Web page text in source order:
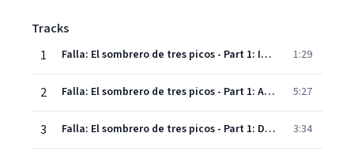
Tracks
1
Falla: El sombrero de tres picos - Part 1: Introduction 1:29
2 Falla: El sombrero de tres picos - Part 1: Afternoon 5:27
3 Falla: El sombrero de tres picos - Part 1: Dance of the Miller's Wife 3:34